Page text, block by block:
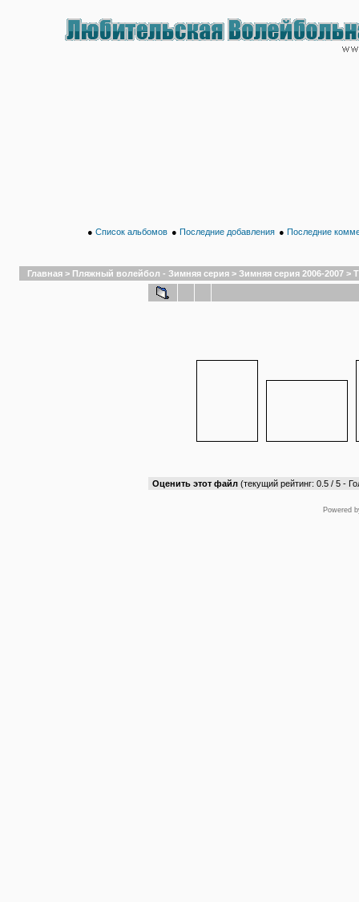
● Список альбомов ● Последние добавления ● Последние
Главная > Пляжный волейбол - Зимняя серия > Зимняя серия 2006-2007 >
Оценить этот файл (текущий рейтинг: 0.5 / 5 -
Powered